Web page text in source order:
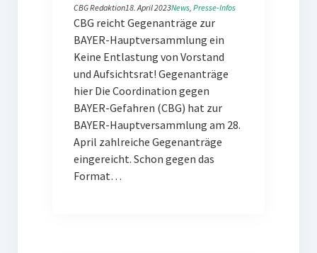
CBG Redaktion18. April 2023News, Presse-Infos
CBG reicht Gegenanträge zur
BAYER-Hauptversammlung ein
Keine Entlastung von Vorstand
und Aufsichtsrat! Gegenanträge
hier Die Coordination gegen
BAYER-Gefahren (CBG) hat zur
BAYER-Hauptversammlung am 28.
April zahlreiche Gegenanträge
eingereicht. Schon gegen das
Format…